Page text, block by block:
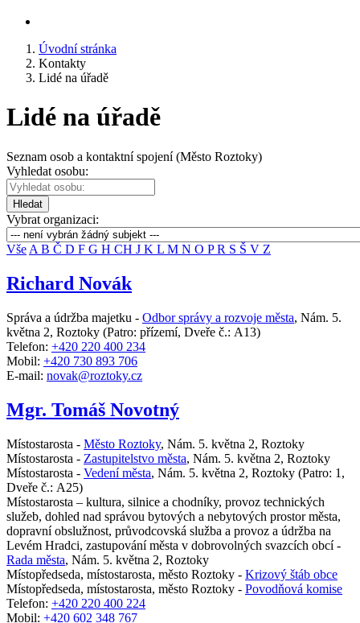
Úvodní stránka
Kontakty
Lidé na úřadě
Lidé na úřadě
Seznam osob a kontaktní spojení (Město Roztoky)
Vyhledat osobu:
Hledat
Vybrat organizaci:
Vše A B Č D F G H CH J K L M N O PR S Š V Z
Richard Novák
Správa a údržba majetku - Odbor správy a rozvoje města, Nám. 5.
května 2, Roztoky (Patro: přízemí, Dveře č.: A13)
Telefon: +420 220 400 234
Mobil: +420 730 893 706
E-mail: novak@roztoky.cz
Mgr. Tomáš Novotný
Místostarosta - Město Roztoky, Nám. 5. května 2, Roztoky
Místostarosta - Zastupitelstvo města, Nám. 5. května 2, Roztoky
Místostarosta - Vedení města, Nám. 5. května 2, Roztoky (Patro: 1,
Dveře č.: A25)
Místostarosta – kultura, silnice a chodníky, provoz technických
služeb, dohled nad správou bytových a nebytových prostor města,
dopravní obslužnost, průvodcovská služba a provoz a údržba na
Levém Hradci, zastupování města v dobrovolných svazcích obcí -
Rada města, Nám. 5. května 2, Roztoky
Místopředseda, místostarosta, město Roztoky - Krizový štáb obce
Místopředseda, místostarosta, město Roztoky - Povodňová komise
Telefon: +420 220 400 224
Mobil: +420 602 348 767